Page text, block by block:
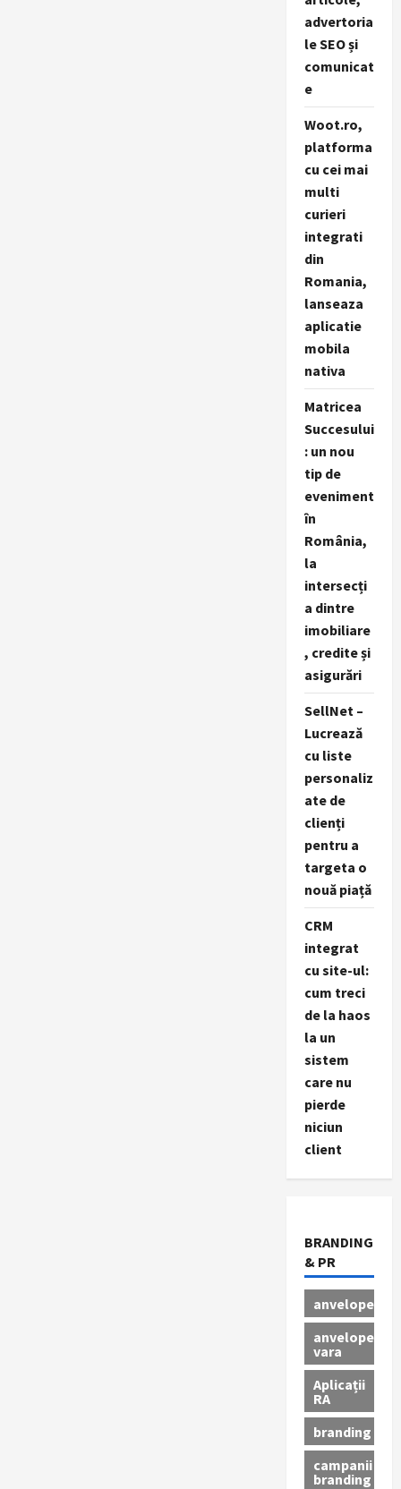
advertoria
le SEO și
comunicat
e
Woot.ro,
platforma
cu cei mai
multi
curieri
integrati
din
Romania,
lanseaza
aplicatie
mobila
nativa
Matricea
Succesului
: un nou
tip de
eveniment
în
România,
la
intersecți
a dintre
imobiliare
, credite și
asigurări
SellNet –
Lucrează
cu liste
personaliz
ate de
clienți
pentru a
targeta o
nouă piață
CRM
integrat
cu site-ul:
cum treci
de la haos
la un
sistem
care nu
pierde
niciun
client
BRANDING
& PR
anvelope
anvelope
vara
Aplicații
RA
branding
campanii
branding